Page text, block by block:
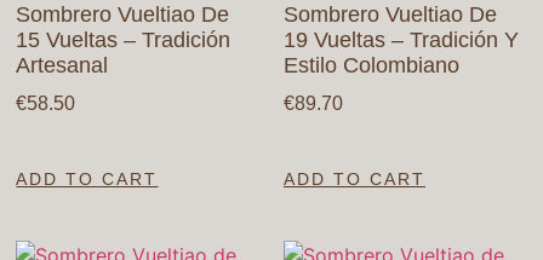
Sombrero Vueltiao De
15 Vueltas – Tradición
Artesanal
€58.50
ADD TO CART
Sombrero Vueltiao De
19 Vueltas – Tradición Y
Estilo Colombiano
€89.70
ADD TO CART